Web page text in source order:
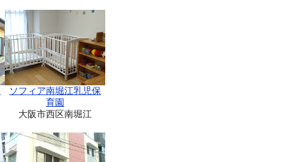
ソフィア南堀江乳児保
育園
大阪市西区南堀江